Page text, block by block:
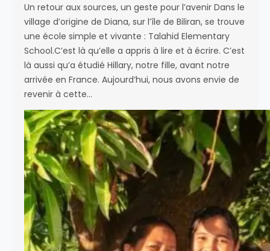
Un retour aux sources, un geste pour l’avenir Dans le
village d’origine de Diana, sur l’île de Biliran, se trouve
une école simple et vivante : Talahid Elementary
School.C’est là qu’elle a appris à lire et à écrire. C’est
là aussi qu’a étudié Hillary, notre fille, avant notre
arrivée en France. Aujourd’hui, nous avons envie de
revenir à cette…